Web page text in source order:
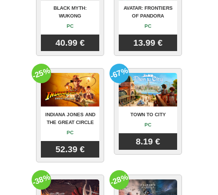
BLACK MYTH:
WUKONG
PC
40.99 €
AVATAR: FRONTIERS
OF PANDORA
PC
13.99 €
INDIANA JONES AND
THE GREAT CIRCLE
PC
52.39 €
-25%
TOWN TO CITY
PC
8.19 €
-67%
-38% -28%